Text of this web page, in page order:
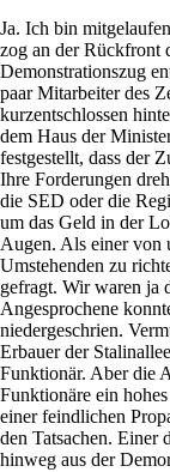
Ja. Ich bin
zog an der Rückfront
Demonstrationszug
paar Mitarbeiter des
kurzentschlossen
dem Haus der
festgestellt, dass der
Ihre Forderungen
die SED oder die
um das Geld in der
Augen. Als einer von
Umstehenden zu
gefragt. Wir waren ja
Angesprochene
niedergeschrien.
Erbauer der
Funktionär. Aber die
Funktionäre ein
einer feindlichen
den Tatsachen. Einer
hinweg aus der